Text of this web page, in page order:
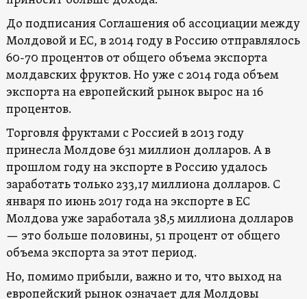
До подписания Соглашения об ассоциации между
Молдовой и ЕС, в 2014 году в Россию отправлялось
60-70 процентов от общего объема экспорта
молдавских фруктов. Но уже с 2014 года объем
экспорта на европейский рынок вырос на 16
процентов.
Торговля фруктами с Россией в 2013 году
принесла Молдове 631 миллион долларов. А в
прошлом году на экспорте в Россию удалось
заработать только 233,17 миллиона долларов. С
января по июнь 2017 года на экспорте в ЕС
Молдова уже заработала 38,5 миллиона долларов
— это больше половины, 51 процент от общего
объема экспорта за этот период.
Но, помимо прибыли, важно и то, что выход на
европейский рынок означает для Молдовы